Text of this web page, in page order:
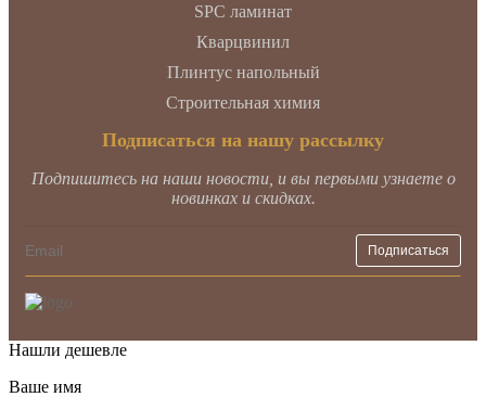
SPC ламинат
Кварцвинил
Плинтус напольный
Строительная химия
Подписаться на нашу рассылку
Подпишитесь на наши новости, и вы первыми узнаете о
новинках и скидках.
Нашли дешевле
Ваше имя